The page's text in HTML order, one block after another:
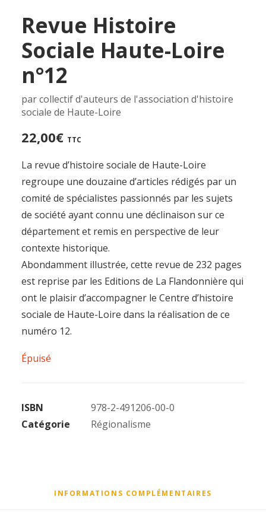
Revue Histoire
Sociale Haute-Loire
n°12
par collectif d'auteurs de l'association d'histoire
sociale de Haute-Loire
22,00€ TTC
La revue d’histoire sociale de Haute-Loire
regroupe une douzaine d’articles rédigés par un
comité de spécialistes passionnés par les sujets
de société ayant connu une déclinaison sur ce
département et remis en perspective de leur
contexte historique.
Abondamment illustrée, cette revue de 232 pages
est reprise par les Editions de La Flandonnière qui
ont le plaisir d’accompagner le Centre d’histoire
sociale de Haute-Loire dans la réalisation de ce
numéro 12.
Épuisé
ISBN
978-2-491206-00-0
Catégorie
Régionalisme
INFORMATIONS COMPLÉMENTAIRES